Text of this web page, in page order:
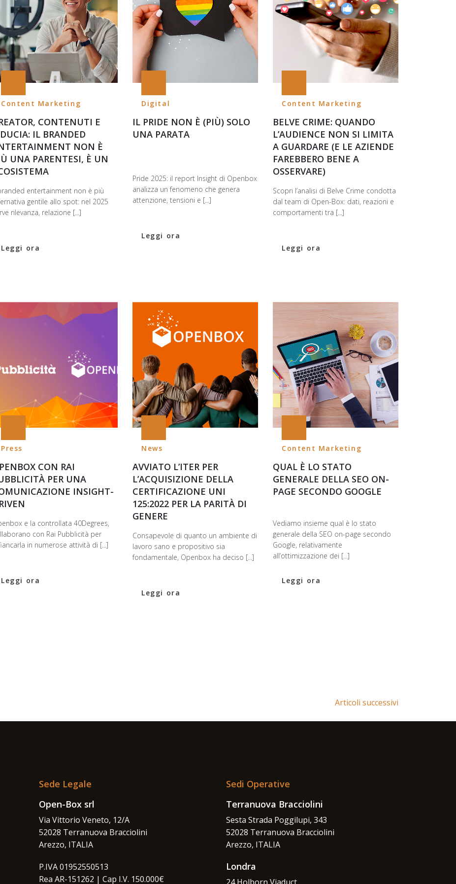
Content Marketing
CONTENUTI E
IL BRANDED
NON È
UNA PARENTESI, È UN
entertainment non è più
gentile allo spot: nel 2025
rilevanza, relazione [...]
Leggi ora
Digital
IL PRIDE NON È (PIÙ) SOLO
UNA PARATA
Pride 2025: il report Insight di Openbox
analizza un fenomeno che genera
attenzione, tensioni e [...]
Leggi ora
Content Marketing
BELVE CRIME: QUANDO
L’AUDIENCE NON SI LIMITA
A GUARDARE (E LE AZIENDE
FAREBBERO BENE A
OSSERVARE)
Scopri l’analisi di Belve Crime condotta
dal team di Open-Box: dati, reazioni e
comportamenti tra [...]
Leggi ora
Press
CON RAI
PER UNA
INSIGHT-
e la controllata 40Degrees,
con Rai Pubblicità per
in numerose attività di [...]
Leggi ora
News
AVVIATO L’ITER PER
L’ACQUISIZIONE DELLA
CERTIFICAZIONE UNI
125:2022 PER LA PARITÀ DI
GENERE
Consapevole di quanto un ambiente di
lavoro sano e propositivo sia
fondamentale, Openbox ha deciso [...]
Leggi ora
Content Marketing
QUAL È LO STATO
GENERALE DELLA SEO ON-
PAGE SECONDO GOOGLE
Vediamo insieme qual è lo stato
generale della SEO on-page secondo
Google, relativamente
all’ottimizzazione dei [...]
Leggi ora
Articoli successivi
Sede Legale
Open-Box srl
Via Vittorio Veneto, 12/A
52028 Terranuova Bracciolini
Arezzo, ITALIA
P.IVA 01952550513
Rea AR-151262 | Cap I.V. 150.000€
Sedi Operative
Terranuova Bracciolini
Sesta Strada Poggilupi, 343
52028 Terranuova Bracciolini
Arezzo, ITALIA
Londra